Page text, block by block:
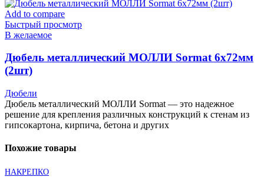
Add to compare
Быстрый просмотр
В желаемое
Дюбель металлический МОЛЛИ Sormat 6х72мм
(2шт)
Дюбели
Дюбель металлический МОЛЛИ Sormat — это надежное
решение для крепления различных конструкций к стенам из
гипсокартона, кирпича, бетона и других
Похожие товары
НАКРЕПКО